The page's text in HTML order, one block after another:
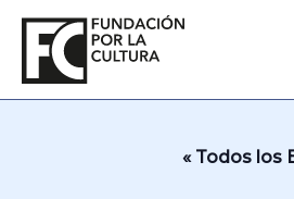
contenido
« Todos los